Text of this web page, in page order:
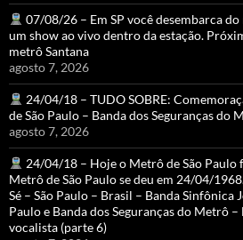
07/08/26 – Em SP você desembarca
um show ao vivo dentro da estação.
metrô Santana
agosto 7, 2026
24/04/18 – TUDO SOBRE:
de São Paulo – Banda dos Seguranças do
agosto 7, 2026
24/04/18 – Hoje o Metrô de São Paulo
Metrô de São Paulo se deu em 24/04/
Sé – São Paulo – Brasil – Banda Sinfônica
Paulo e Banda dos Seguranças do Metrô
vocalista (parte 6)